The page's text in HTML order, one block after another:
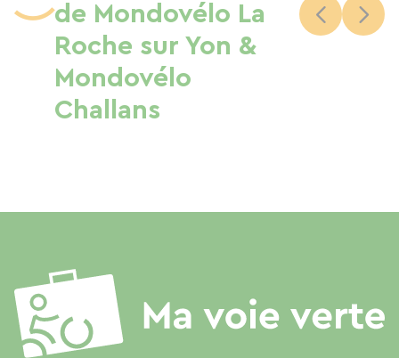
de Mondovélo La
Roche sur Yon &
Mondovélo
Challans